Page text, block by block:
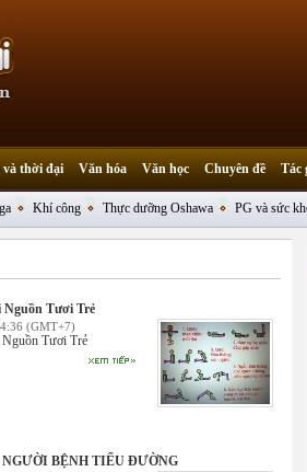
và thời đại Văn hóa Văn học Chuyên đề Tác
Khí công Thực dưỡng Oshawa PG và sức
Nguồn Tươi Trẻ
(GMT+7)
Nguồn Tươi Trẻ
NGƯỜI BỆNH TIỂU ĐƯỜNG